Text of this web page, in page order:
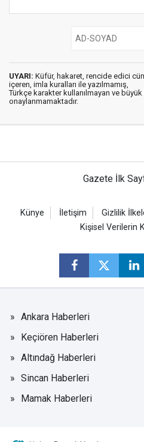
UYARI: Küfür, hakaret, rencide edici
içeren, imla kuralları ile yazılmamış,
Türkçe karakter kullanılmayan ve
onaylanmamaktadır.
Gazete İlk
Künye İletişim Gizlilik
Kişisel Verilerin
Ankara Haberleri
Keçiören Haberleri
Altındağ Haberleri
Sincan Haberleri
Mamak Haberleri